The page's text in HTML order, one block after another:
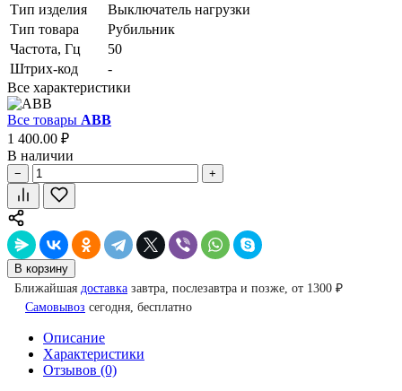
Тип изделия
Выключатель нагрузки
Тип товара
Рубильник
Частота, Гц
50
Штрих-код
-
Все характеристики
Все товары ABB
1 400.00 ₽
В наличии
− +
В корзину
Ближайшая доставка завтра, послезавтра и позже, от 1300 ₽
Самовывоз сегодня, бесплатно
Описание
Характеристики
Отзывов (0)